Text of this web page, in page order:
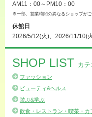
AM11：00～PM10：00
※一部、営業時間の異なるショップがご
休館日
2026/5/12(火)、2026/11/10(
SHOP LIST カテ
ファッション
ビューティ&ヘルス
遊ぶ&学ぶ
飲食・レストラン・喫茶・カ